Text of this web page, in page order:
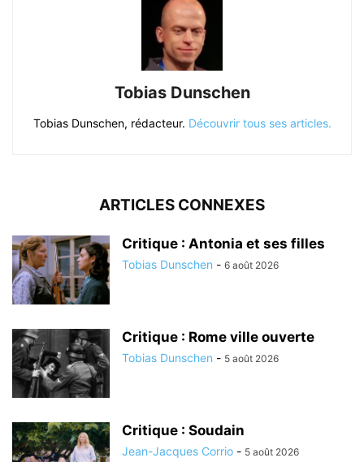
Tobias Dunschen
Tobias Dunschen, rédacteur. Découvrir tous ses articles.
ARTICLES CONNEXES
Critique : Antonia et ses filles
Tobias Dunschen - 6 août 2026
Critique : Rome ville ouverte
Tobias Dunschen - 5 août 2026
Critique : Soudain
Jean-Jacques Corrio - 5 août 2026